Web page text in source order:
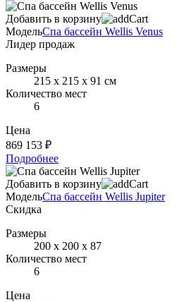
Добавить в корзину
МодельСпа бассейн Wellis Venus
Лидер продаж
Размеры
215 х 215 х 91 см
Количество мест
6
Цена
869 153 ₽
Подробнее
Добавить в корзину
МодельСпа бассейн Wellis Jupiter
Скидка
Размеры
200 х 200 х 87
Количество мест
6
Цена